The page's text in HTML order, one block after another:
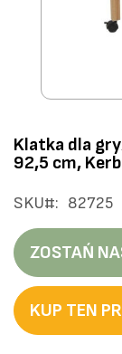
Przejdź
na
początek
galerii
Klatka dla
92,5 cm,
SKU 82725
ZOSTAŃ
KUP TEN